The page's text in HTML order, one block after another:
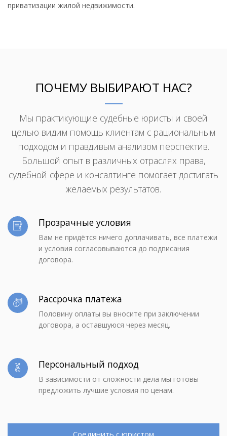
приватизации жилой недвижимости.
ПОЧЕМУ ВЫБИРАЮТ НАС?
Мы практикующие судебные юристы и своей
целью видим помощь клиентам с рациональным
подходом и правдивым анализом перспектив.
Большой опыт в различных отраслях права,
судебной сфере и консалтинге помогает достигать
желаемых результатов.
Прозрачные условия
Вам не придётся ничего доплачивать, все платежи
и условия согласовываются до подписания
договора.
Рассрочка платежа
Половину оплаты вы вносите при заключении
договора, а оставшуюся через месяц.
Персональный подход
В зависимости от сложности дела мы готовы
предложить лучшие условия по ценам.